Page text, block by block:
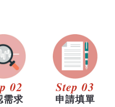
02
需求
Step 03
申請填單